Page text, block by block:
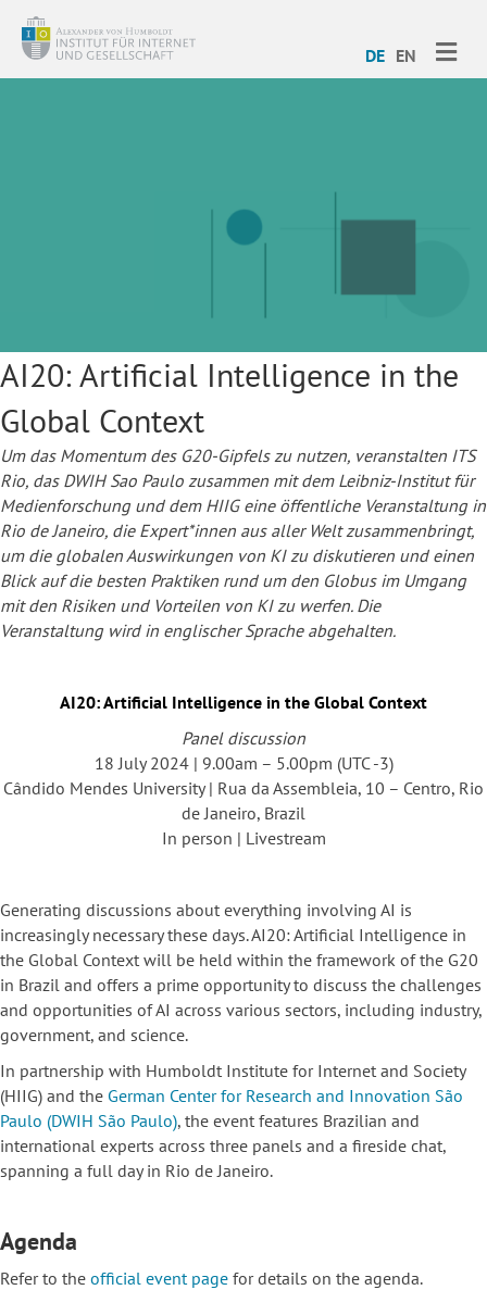
DE EN
AI20: Artificial Intelligence in the
Global Context
Um das Momentum des G20-Gipfels zu nutzen, veranstalten ITS
Rio, das DWIH Sao Paulo zusammen mit dem Leibniz-Institut für
Medienforschung und dem HIIG eine öffentliche Veranstaltung in
Rio de Janeiro, die Expert*innen aus aller Welt zusammenbringt,
um die globalen Auswirkungen von KI zu diskutieren und einen
Blick auf die besten Praktiken rund um den Globus im Umgang
mit den Risiken und Vorteilen von KI zu werfen. Die
Veranstaltung wird in englischer Sprache abgehalten.
AI20: Artificial Intelligence in the Global Context
Panel discussion
18 July 2024 | 9.00am – 5.00pm (UTC -3)
Cândido Mendes University | Rua da Assembleia, 10 – Centro, Rio
de Janeiro, Brazil
In person | Livestream
Generating discussions about everything involving AI is
increasingly necessary these days. AI20: Artificial Intelligence in
the Global Context will be held within the framework of the G20
in Brazil and offers a prime opportunity to discuss the challenges
and opportunities of AI across various sectors, including industry,
government, and science.
In partnership with Humboldt Institute for Internet and Society
(HIIG) and the German Center for Research and Innovation São
Paulo (DWIH São Paulo), the event features Brazilian and
international experts across three panels and a fireside chat,
spanning a full day in Rio de Janeiro.
Agenda
Refer to the official event page for details on the agenda.